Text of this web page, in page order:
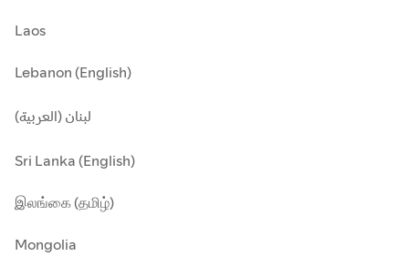
Laos
Lebanon (English)
لبنان (العربية)
Sri Lanka (English)
இலங்கை (தமிழ்)
Mongolia